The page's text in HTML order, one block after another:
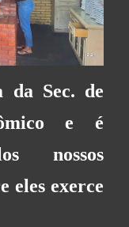
da Sec. de
e é
nossos
eles exerce